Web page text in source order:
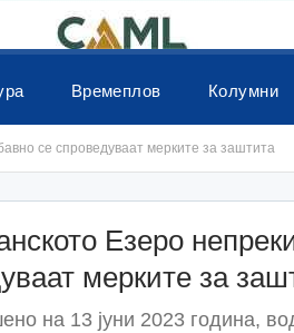
Времеплов Колумни
се спроведуваат мерките за заштита
Езеро
мерките за
на 13 јуни 2023 година,